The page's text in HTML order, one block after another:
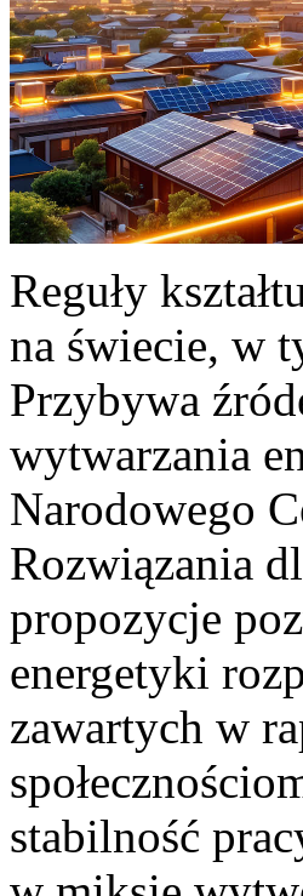
Reguły
na świecie, w
Przybywa
wytwarzania
Narodowego
Rozwiązania
propozycje
energetyki
zawartych w
stabilność